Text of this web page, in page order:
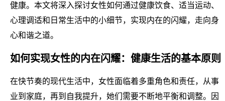
健康。本文将深入探讨女性如何通过健康饮食、适当运动、
心理调适和日常生活中的小细节，实现内在的闪耀，走向身
心和谐之道。
如何实现女性的内在闪耀：健康生活的基本原则
在快节奏的现代生活中，女性面临着多重角色和责任，从事
业到家庭，再到自我提升，她们需要不断地平衡和调整。因